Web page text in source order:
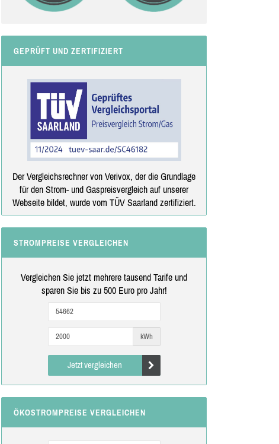
GEPRÜFT UND ZERTIFIZIERT
Der Vergleichsrechner von Verivox, der die Grundlage
für den Strom- und Gaspreisvergleich auf unserer
Webseite bildet, wurde vom TÜV Saarland zertifiziert.
STROMPREISE VERGLEICHEN
Vergleichen Sie jetzt mehrere tausend Tarife und
sparen Sie bis zu 500 Euro pro Jahr!
kWh
Jetzt vergleichen
ÖKOSTROMPREISE VERGLEICHEN